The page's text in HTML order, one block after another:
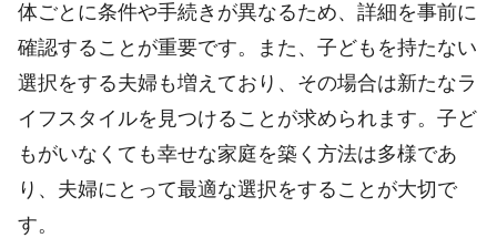
体ごとに条件や手続きが異なるため、詳細を事前に
確認することが重要です。また、子どもを持たない
選択をする夫婦も増えており、その場合は新たなラ
イフスタイルを見つけることが求められます。子ど
もがいなくても幸せな家庭を築く方法は多様であ
り、夫婦にとって最適な選択をすることが大切で
す。